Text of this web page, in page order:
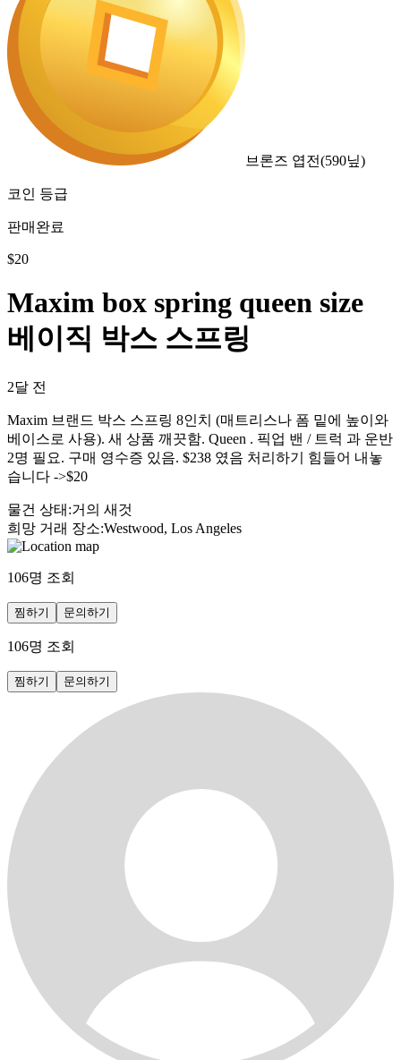
브론즈 엽전(590닢)
코인 등급
판매완료
$20
Maxim box spring queen size
베이직 박스 스프링
2달 전
Maxim 브랜드 박스 스프링 8인치 (매트리스나 폼 밑에 높이와
베이스로 사용). 새 상품 깨끗함. Queen . 픽업 밴 / 트럭 과 운반
2명 필요. 구매 영수증 있음. $238 였음 처리하기 힘들어 내놓
습니다 ->$20
물건 상태 :거의 새것
희망 거래 장소:Westwood, Los Angeles
106명 조회
찜하기 문의하기
106명 조회
찜하기 문의하기